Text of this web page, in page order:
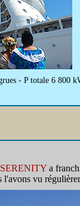
- P totale 6 800
a
l'avons vu